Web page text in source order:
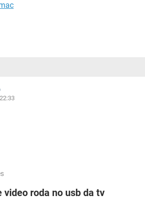
video roda no usb da tv